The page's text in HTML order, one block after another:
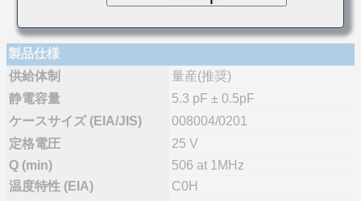
製品仕様
供給体制
量産(推奨)
静電容量
5.3 pF ± 0.5pF
ケースサイズ (EIA/JIS)
008004/0201
定格電圧
25 V
Q (min)
506 at 1MHz
温度特性 (EIA)
C0H